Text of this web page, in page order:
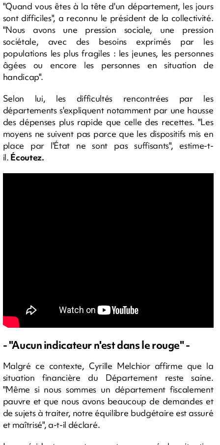
"Quand vous êtes à la tête d'un département, les jours
sont difficiles", a reconnu le président de la collectivité.
"Nous avons une pression sociale, une pression
sociétale, avec des besoins exprimés par les
populations les plus fragiles : les jeunes, les personnes
âgées ou encore les personnes en situation de
handicap".
Selon lui, les difficultés rencontrées par les
départements s'expliquent notamment par une hausse
des dépenses plus rapide que celle des recettes. "Les
moyens ne suivent pas parce que les dispositifs mis en
place par l'État ne sont pas suffisants", estime-t-
il. Écoutez.
- "Aucun indicateur n'est dans le rouge" -
Malgré ce contexte, Cyrille Melchior affirme que la
situation financière du Département reste saine.
"Même si nous sommes un département fiscalement
pauvre et que nous avons beaucoup de demandes et
de sujets à traiter, notre équilibre budgétaire est assuré
et maîtrisé", a-t-il déclaré.